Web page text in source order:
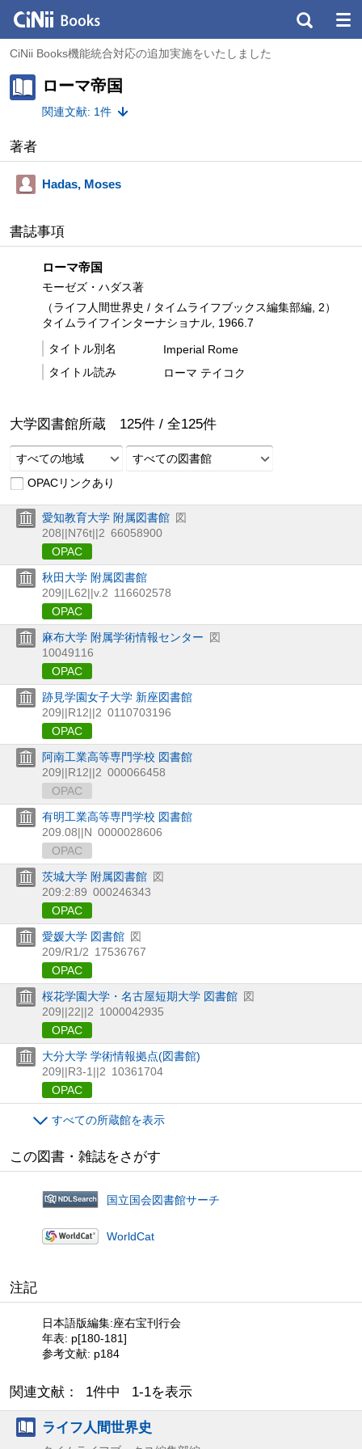
CiNii Books機能統合対応の追加実施をいたしました
ローマ帝国
関連文献: 1件
著者
Hadas, Moses
書誌事項
ローマ帝国
モーゼズ・ハダス著
（ライフ人間世界史 / タイムライフブックス編集部編, 2）
タイムライフインターナショナル, 1966.7
タイトル別名
Imperial Rome
タイトル読み
ローマ テイコク
大学図書館所蔵 125件 / 全125件
すべての地域
すべての図書館
OPACリンクあり
愛知教育大学 附属図書館 図
208||N76t||2 66058900
OPAC
秋田大学 附属図書館
209||L62||v.2 116602578
OPAC
麻布大学 附属学術情報センター 図
10049116
OPAC
跡見学園女子大学 新座図書館
209||R12||2 0110703196
OPAC
阿南工業高等専門学校 図書館
209||R12||2 000066458
OPAC
有明工業高等専門学校 図書館
209.08||N 0000028606
OPAC
茨城大学 附属図書館 図
209:2:89 000246343
OPAC
愛媛大学 図書館 図
209/R1/2 17536767
OPAC
桜花学園大学・名古屋短期大学 図書館 図
209||22||2 1000042935
OPAC
大分大学 学術情報拠点(図書館)
209||R3-1||2 10361704
OPAC
すべての所蔵館を表示
この図書・雑誌をさがす
国立国会図書館サーチ
WorldCat
注記
日本語版編集:座右宝刊行会
年表: p[180-181]
参考文献: p184
関連文献： 1件中 1-1を表示
ライフ人間世界史